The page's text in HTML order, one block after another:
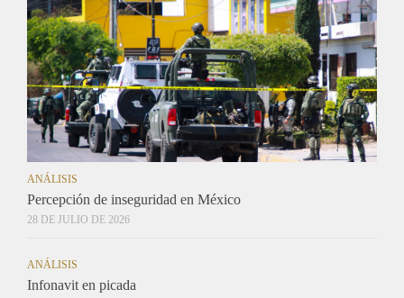
ANÁLISIS
Percepción de inseguridad en México
28 DE JULIO DE 2026
ANÁLISIS
Infonavit en picada